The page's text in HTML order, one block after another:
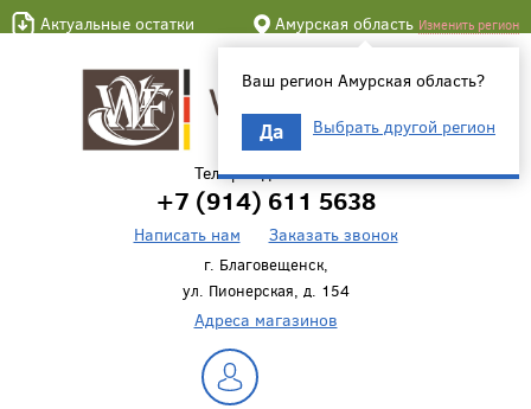
Актуальные остатки Амурская область Изменить регион
Ваш регион Амурская область?
Да Выбрать другой регион
Телефон для связи
+7 (914) 611 5638
Написать нам Заказать звонок
г. Благовещенск,
ул. Пионерская, д. 154
Адреса магазинов